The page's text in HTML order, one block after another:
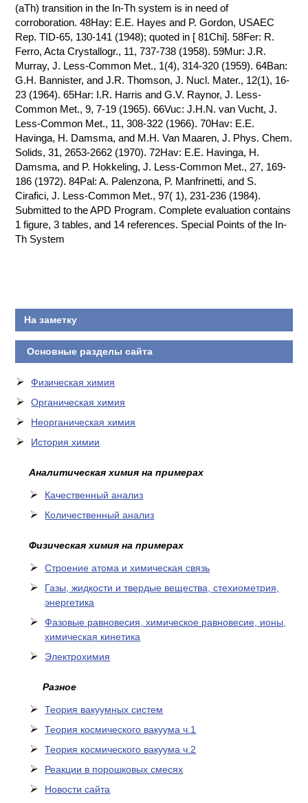
(aTh) transition in the In-Th system is in need of
corroboration. 48Hay: E.E. Hayes and P. Gordon, USAEC
Rep. TID-65, 130-141 (1948); quoted in [ 81Chi]. 58Fer: R.
Ferro, Acta Crystallogr., 11, 737-738 (1958). 59Mur: J.R.
Murray, J. Less-Common Met., 1(4), 314-320 (1959). 64Ban:
G.H. Bannister, and J.R. Thomson, J. Nucl. Mater., 12(1), 16-
23 (1964). 65Har: I.R. Harris and G.V. Raynor, J. Less-
Common Met., 9, 7-19 (1965). 66Vuc: J.H.N. van Vucht, J.
Less-Common Met., 11, 308-322 (1966). 70Hav: E.E.
Havinga, H. Damsma, and M.H. Van Maaren, J. Phys. Chem.
Solids, 31, 2653-2662 (1970). 72Hav: E.E. Havinga, H.
Damsma, and P. Hokkeling, J. Less-Common Met., 27, 169-
186 (1972). 84Pal: A. Palenzona, P. Manfrinetti, and S.
Cirafici, J. Less-Common Met., 97( 1), 231-236 (1984).
Submitted to the APD Program. Complete evaluation contains
1 figure, 3 tables, and 14 references. Special Points of the In-
Th System
На заметку
Основные разделы сайта
Физическая химия
Органическая химия
Неорганическая химия
История химии
Аналитическая химия на примерах
Качественный анализ
Количественный анализ
Физическая химия на примерах
Cтроение атома и химическая связь
Газы, жидкости и твердые вещества, стехиометрия,
энергетика
Фазовые равновесия, химическое равновесие, ионы,
химическая кинетика
Электрохимия
Разное
Теория вакуумных систем
Теория космического вакуума ч.1
Теория космического вакуума ч.2
Реакции в порошковых смесях
Новости сайта